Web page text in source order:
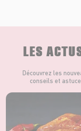
LES
Découvrez les
conseils et